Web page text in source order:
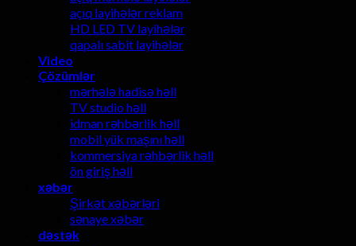
açıq layihələr reklam
HD LED TV layihələr
qapalı sabit layihələr
Video
Çözümlər
mərhələ hadisə həll
TV studio həll
idman rəhbərlik həll
mobil yük maşını həll
kommersiya rəhbərlik həll
ön giriş həll
xəbər
Şirkət xəbərləri
sənaye xəbər
dəstək